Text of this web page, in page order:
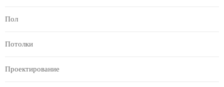
Пол
Потолки
Проектирование